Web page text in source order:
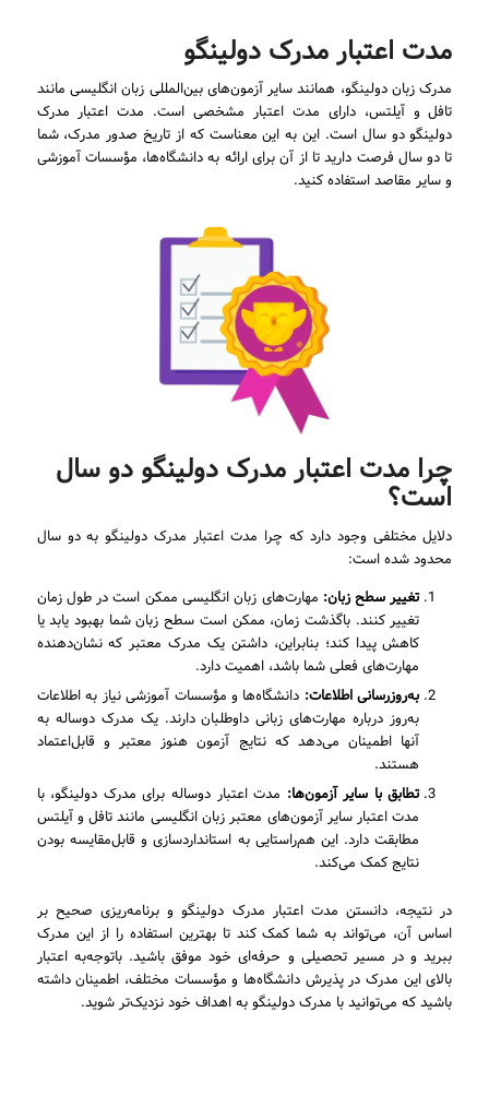
مدت اعتبار مدرک دولینگو
مدرک زبان دولینگو، همانند سایر آزمون‌های بین‌المللی زبان انگلیسی مانند
تافل و آیلتس، دارای مدت اعتبار مشخصی است. مدت اعتبار مدرک
دولینگو دو سال است. این به این معناست که از تاریخ صدور مدرک، شما
تا دو سال فرصت دارید تا از آن برای ارائه به دانشگاه‌ها، مؤسسات آموزشی
و سایر مقاصد استفاده کنید.
چرا مدت اعتبار مدرک دولینگو دو سال
است؟
دلایل مختلفی وجود دارد که چرا مدت اعتبار مدرک دولینگو به دو سال
محدود شده است:
تغییر سطح زبان: مهارت‌های زبان انگلیسی ممکن است در طول زمان
تغییر کنند. باگذشت زمان، ممکن است سطح زبان شما بهبود یابد یا
کاهش پیدا کند؛ بنابراین، داشتن یک مدرک معتبر که نشان‌دهنده
مهارت‌های فعلی شما باشد، اهمیت دارد.
به‌روزرسانی اطلاعات: دانشگاه‌ها و مؤسسات آموزشی نیاز به اطلاعات
به‌روز درباره مهارت‌های زبانی داوطلبان دارند. یک مدرک دو‌ساله به
آنها اطمینان می‌دهد که نتایج آزمون هنوز معتبر و قابل‌اعتماد
هستند.
تطابق با سایر آزمون‌ها: مدت اعتبار دو‌ساله برای مدرک دولینگو، با
مدت اعتبار سایر آزمون‌های معتبر زبان انگلیسی مانند تافل و آیلتس
مطابقت دارد. این هم‌راستایی به استانداردسازی و قابل‌مقایسه بودن
نتایج کمک می‌کند.
در نتیجه، دانستن مدت اعتبار مدرک دولینگو و برنامه‌ریزی صحیح بر
اساس آن، می‌تواند به شما کمک کند تا بهترین استفاده را از این مدرک
ببرید و در مسیر تحصیلی و حرفه‌ای خود موفق باشید. باتوجه‌به اعتبار
بالای این مدرک در پذیرش دانشگاه‌ها و مؤسسات مختلف، اطمینان داشته
باشید که می‌توانید با مدرک دولینگو به اهداف خود نزدیک‌تر شوید.